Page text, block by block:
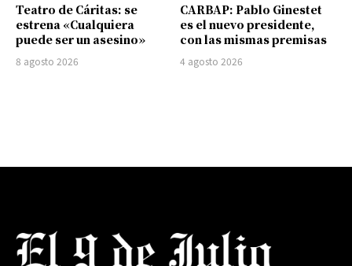
Teatro de Cáritas: se
estrena «Cualquiera
puede ser un asesino»
8 agosto 2026
CARBAP: Pablo Ginestet
es el nuevo presidente,
con las mismas premisas
4 agosto 2026